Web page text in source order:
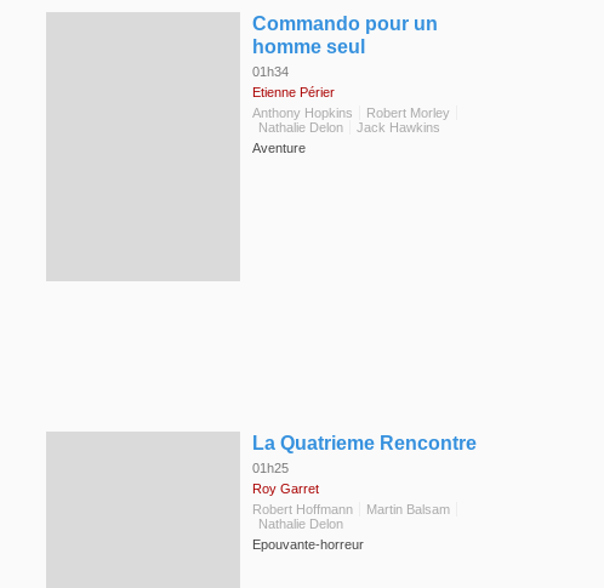
Commando pour un
homme seul
01h34
Etienne Périer
Anthony Hopkins
Robert Morley
Nathalie Delon
Jack Hawkins
Aventure
La Quatrieme Rencontre
01h25
Roy Garret
Robert Hoffmann
Martin Balsam
Nathalie Delon
Epouvante-horreur